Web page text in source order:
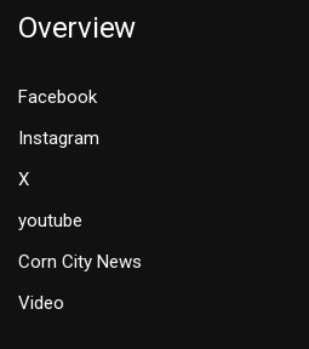
Overview
Facebook
Instagram
X
youtube
Corn City News
Video